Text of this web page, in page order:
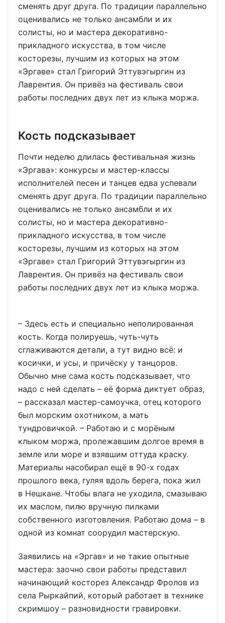
сменять друг друга. По традиции параллельно
оценивались не только ансамбли и их
солисты, но и мастера декоративно-
прикладного искусства, в том числе
косторезы, лучшим из которых на этом
«Эргаве» стал Григорий Эттувэгыргин из
Лаврентия. Он привёз на фестиваль свои
работы последних двух лет из клыка моржа.
Кость подсказывает
Почти неделю длилась фестивальная жизнь
«Эргава»: конкурсы и мастер-классы
исполнителей песен и танцев едва успевали
сменять друг друга. По традиции параллельно
оценивались не только ансамбли и их
солисты, но и мастера декоративно-
прикладного искусства, в том числе
косторезы, лучшим из которых на этом
«Эргаве» стал Григорий Эттувэгыргин из
Лаврентия. Он привёз на фестиваль свои
работы последних двух лет из клыка моржа.
– Здесь есть и специально неполированная
кость. Когда полируешь, чуть-чуть
сглаживаются детали, а тут видно всё: и
косички, и усы, и причёску у танцоров.
Обычно мне сама кость подсказывает, что
надо с ней сделать – её форма диктует образ,
– рассказал мастер-самоучка, отец которого
был морским охотником, а мать
тундровичкой. – Работаю и с морёным
клыком моржа, пролежавшим долгое время в
земле или море и взявшим оттуда краску.
Материалы насобирал ещё в 90-х годах
прошлого века, гуляя вдоль берега, пока жил
в Нешкане. Чтобы влага не уходила, смазываю
их маслом, пилю вручную пилками
собственного изготовления. Работаю дома – в
одной из комнат соорудил мастерскую.
Заявились на «Эргав» и не такие опытные
мастера: заочно свои работы представил
начинающий косторез Александр Фролов из
села Рыркайпий, который работает в технике
скримшоу – разновидности гравировки.